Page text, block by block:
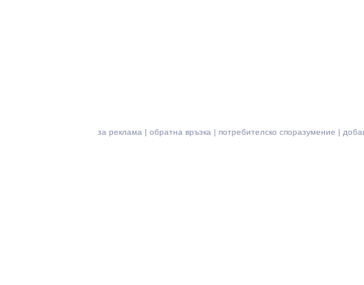
за реклама | обратна връзка | потребителско споразумение |